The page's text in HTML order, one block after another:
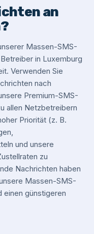
an
Massen-SMS-
in Luxemburg
Verwenden Sie
nach
Premium-SMS-
allen Netzbetreibern
Priorität (z. B.
und unsere
zu
Nachrichten haben
Massen-SMS-
einen günstigeren